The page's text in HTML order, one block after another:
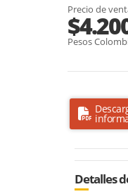
Precio de
Pesos
Detalles